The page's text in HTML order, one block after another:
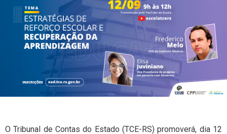
O Tribunal de Contas do Estado (TCE-RS) promoverá, dia 12